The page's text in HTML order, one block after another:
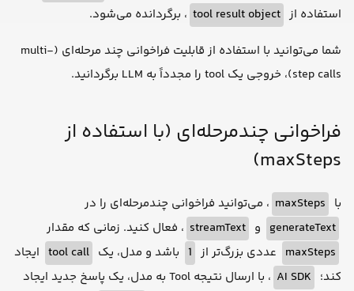
استفاده از tool result object ، برگردانده می‌شود.
شما می‌توانید با استفاده از قابلیت فراخوانی چند مرحله‌ای (multi-
step calls)، خروجی یک tool را مجدداً به LLM برگردانید.
فراخوانی چندمرحله‌ای (با استفاده از
maxSteps)
با maxSteps ، می‌توانید فراخوانی چندمرحله‌ای را در
generateText و streamText ، فعال کنید. زمانی که مقدار
maxSteps عددی بزرگ‌تر از 1 باشد و مدل، یک tool call ایجاد
کند؛ AI SDK
، با ارسال نتیجه Tool به مدل، یک پاسخ جدید ایجاد